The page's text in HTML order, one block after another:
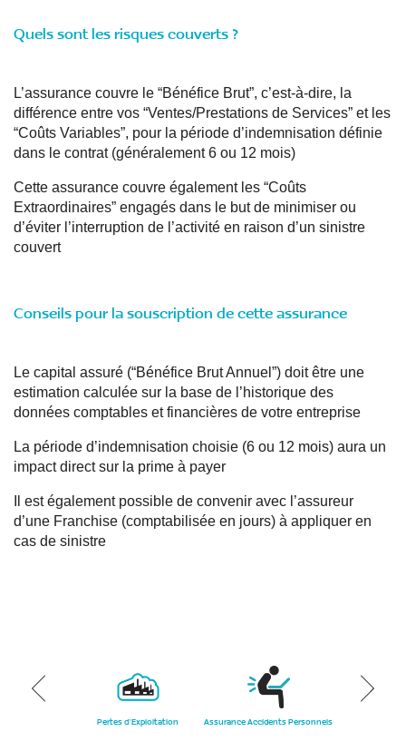
Quels sont les risques couverts ?
L’assurance couvre le “Bénéfice Brut”, c’est-à-dire, la
différence entre vos “Ventes/Prestations de Services” et les
“Coûts Variables”, pour la période d’indemnisation définie
dans le contrat (généralement 6 ou 12 mois)
Cette assurance couvre également les “Coûts
Extraordinaires” engagés dans le but de minimiser ou
d’éviter l’interruption de l’activité en raison d’un sinistre
couvert
Conseils pour la souscription de cette assurance
Le capital assuré (“Bénéfice Brut Annuel”) doit être une
estimation calculée sur la base de l’historique des
données comptables et financières de votre entreprise
La période d’indemnisation choisie (6 ou 12 mois) aura un
impact direct sur la prime à payer
Il est également possible de convenir avec l’assureur
d’une Franchise (comptabilisée en jours) à appliquer en
cas de sinistre
Pertes d’Exploitation Assurance Accidents Personnels